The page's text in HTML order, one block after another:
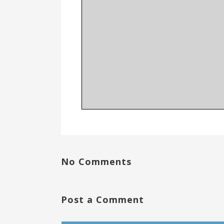
No Comments
Post a Comment